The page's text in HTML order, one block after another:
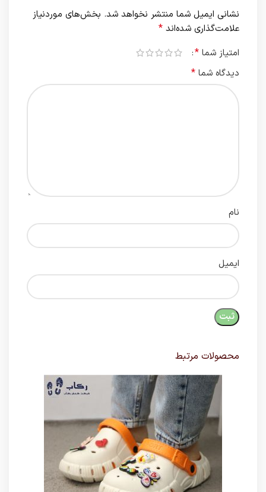
نشانی ایمیل شما منتشر نخواهد شد. بخش‌های موردنیاز
علامت‌گذاری شده‌اند *
امتیاز شما *
دیدگاه شما *
نام
ایمیل
محصولات مرتبط